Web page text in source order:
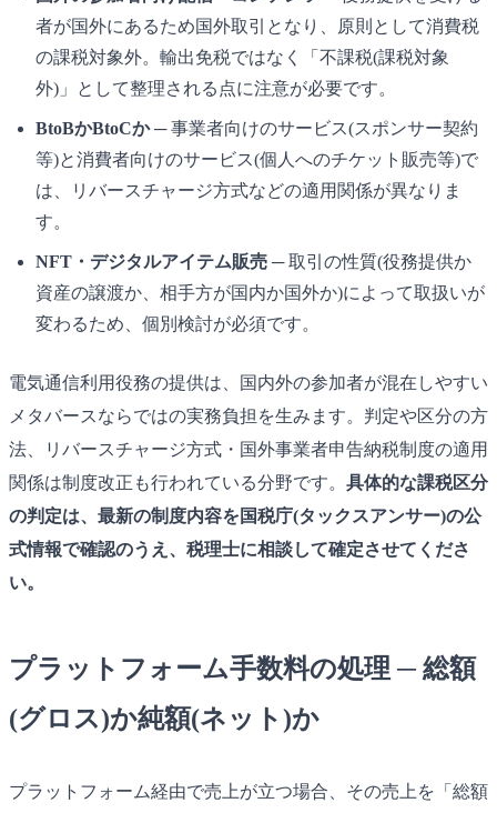
者が国外にあるため国外取引となり、原則として消費税
の課税対象外。輸出免税ではなく「不課税(課税対象
外)」として整理される点に注意が必要です。
BtoBかBtoCか─ 事業者向けのサービス(スポンサー契約
等)と消費者向けのサービス(個人へのチケット販売等)で
は、リバースチャージ方式などの適用関係が異なりま
す。
NFT・デジタルアイテム販売 ─ 取引の性質(役務提供か
資産の譲渡か、相手方が国内か国外か)によって取扱いが
変わるため、個別検討が必須です。
電気通信利用役務の提供は、国内外の参加者が混在しやすい
メタバースならではの実務負担を生みます。判定や区分の方
法、リバースチャージ方式・国外事業者申告納税制度の適用
関係は制度改正も行われている分野です。 具体的な課税区分
の判定は、最新の制度内容を国税庁(タックスアンサー)の公
式情報で確認のうえ、税理士に相談して確定させてくださ
い。
プラットフォーム手数料の処理 ─ 総額
(グロス)か純額(ネット)か
プラットフォーム経由で売上が立つ場合、その売上を「総額